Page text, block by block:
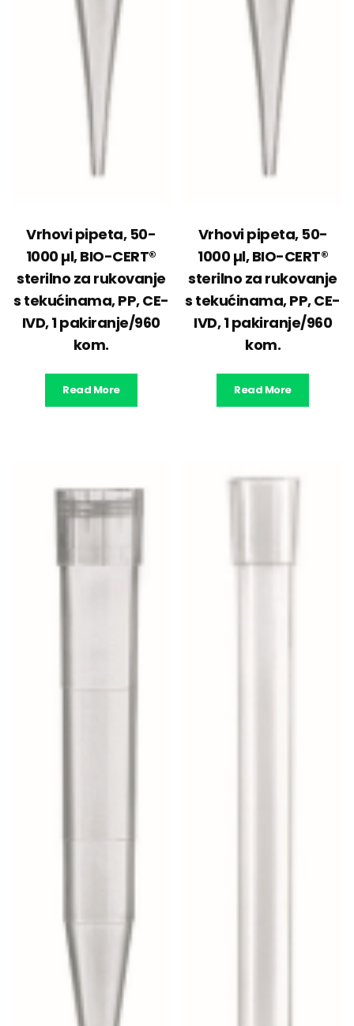
Vrhovi pipeta, 50-
1000 µl, BIO-CERT®
sterilno za rukovanje
s tekućinama, PP, CE-
IVD, 1 pakiranje/960
kom.
Read More
Vrhovi pipeta, 50-
1000 µl, BIO-CERT®
sterilno za rukovanje
s tekućinama, PP, CE-
IVD, 1 pakiranje/960
kom.
Read More